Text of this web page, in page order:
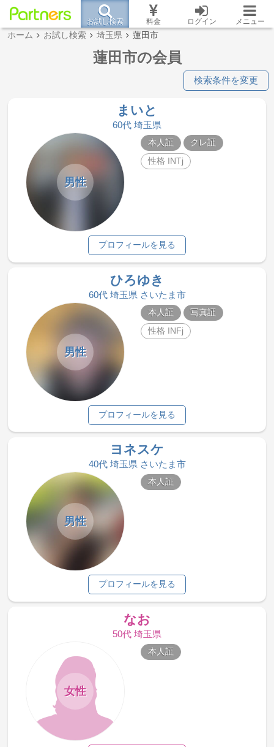
お試し検索 料金 ログイン メニュー
ホーム お試し検索 埼玉県 蓮田市
蓮田市の会員
検索条件を変更
まいと
60代 埼玉県
男性
本人証
クレ証
性格 INTj
プロフィールを見る
ひろゆき
60代 埼玉県 さいたま市
男性
本人証
写真証
性格 INFj
プロフィールを見る
ヨネスケ
40代 埼玉県 さいたま市
男性
本人証
プロフィールを見る
なお
50代 埼玉県
女性
本人証